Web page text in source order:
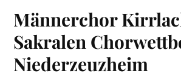
Männerchor
Sakralen
Niederzeuzheim